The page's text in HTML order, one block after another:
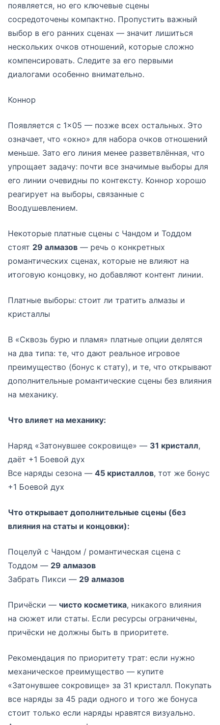
появляется, но его ключевые сцены
сосредоточены компактно. Пропустить важный
выбор в его ранних сценах — значит лишиться
нескольких очков отношений, которые сложно
компенсировать. Следите за его первыми
диалогами особенно внимательно.
Коннор
Появляется с 1×05 — позже всех остальных. Это
означает, что «окно» для набора очков отношений
меньше. Зато его линия менее разветвлённая, что
упрощает задачу: почти все значимые выборы для
его линии очевидны по контексту. Коннор хорошо
реагирует на выборы, связанные с
Воодушевлением.
Некоторые платные сцены с Чандом и Тоддом
стоят 29 алмазов — речь о конкретных
романтических сценах, которые не влияют на
итоговую концовку, но добавляют контент линии.
Платные выборы: стоит ли тратить алмазы и
кристаллы
В «Сквозь бурю и пламя» платные опции делятся
на два типа: те, что дают реальное игровое
преимущество (бонус к стату), и те, что открывают
дополнительные романтические сцены без влияния
на механику.
Что влияет на механику:
Наряд «Затонувшее сокровище» — 31 кристалл,
даёт +1 Боевой дух
Все наряды сезона — 45 кристаллов, тот же бонус
+1 Боевой дух
Что открывает дополнительные сцены (без
влияния на статы и концовки):
Поцелуй с Чандом / романтическая сцена с
Тоддом — 29 алмазов
Забрать Пикси — 29 алмазов
Причёски — чисто косметика, никакого влияния
на сюжет или статы. Если ресурсы ограничены,
причёски не должны быть в приоритете.
Рекомендация по приоритету трат: если нужно
механическое преимущество — купите
«Затонувшее сокровище» за 31 кристалл. Покупать
все наряды за 45 ради одного и того же бонуса
стоит только если наряды нравятся визуально.